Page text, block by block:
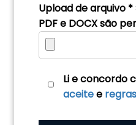
Upload de arquivo
PDF e DOCX são
Li e concordo
aceitee